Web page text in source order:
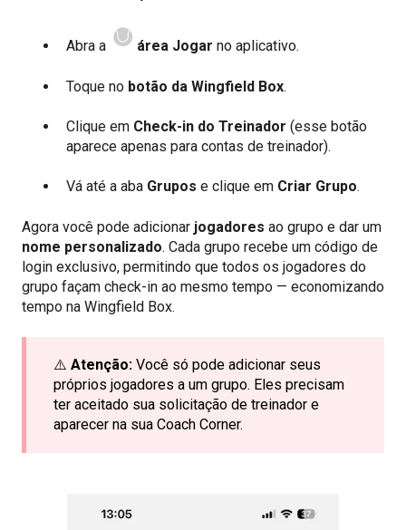
Abra a área Jogar no aplicativo.
Toque no botão da Wingfield Box.
Clique em Check-in do Treinador (esse botão
aparece apenas para contas de treinador).
Vá até a aba Grupos e clique em Criar Grupo.
Agora você pode adicionar jogadores ao grupo e dar um
nome personalizado. Cada grupo recebe um código de
login exclusivo, permitindo que todos os jogadores do
grupo façam check-in ao mesmo tempo — economizando
tempo na Wingfield Box.
⚠️ Atenção: Você só pode adicionar seus
próprios jogadores a um grupo. Eles precisam
ter aceitado sua solicitação de treinador e
aparecer na sua Coach Corner.